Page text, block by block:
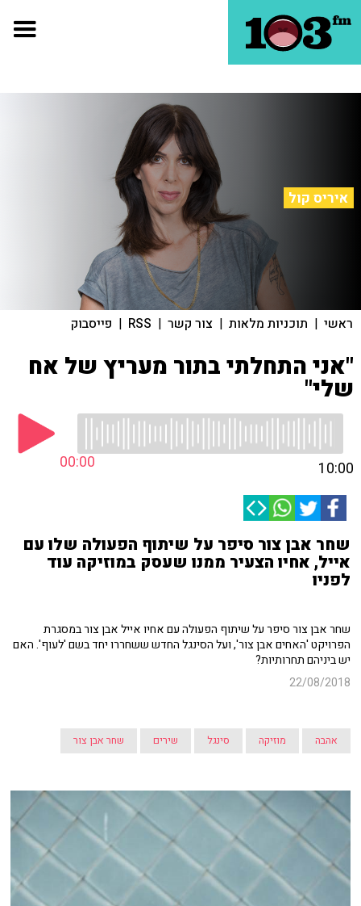
איריס קול
ראשי | תוכניות מלאות | צור קשר |
RSS
| פייסבוק
"אני התחלתי בתור מעריץ של אח
שלי"
00:00 10:00
שחר אבן צור סיפר על שיתוף הפעולה שלו עם
אייל, אחיו הצעיר ממנו שעסק במוזיקה עוד
לפניו
שחר אבן צור סיפר על שיתוף הפעולה עם אחיו אייל אבן צור במסגרת
הפרויקט 'האחים אבן צור', ועל הסינגל החדש ששחררו יחד בשם 'לעוף'. האם
יש ביניהם תחרותיות?
22/08/2018
אהבה מוזיקה סינגל שירים שחר אבן צור